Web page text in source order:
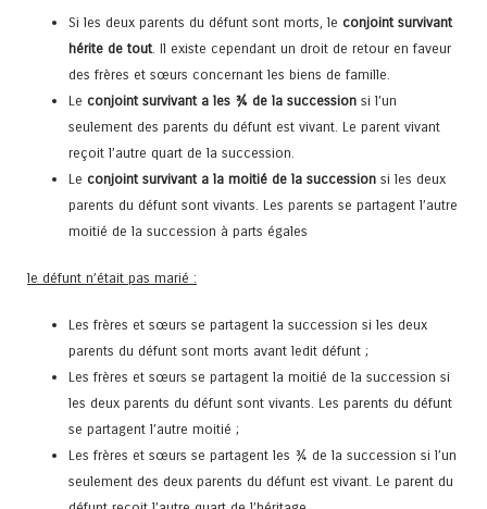
Si les deux parents du défunt sont morts, le conjoint survivant
hérite de tout . Il existe cependant un droit de retour en faveur
des frères et sœurs concernant les biens de famille.
Le conjoint survivant a les ¾ de la succession si l’un
seulement des parents du défunt est vivant. Le parent vivant
reçoit l’autre quart de la succession.
Le conjoint survivant a la moitié de la succession si les deux
parents du défunt sont vivants. Les parents se partagent l’autre
moitié de la succession à parts égales
le défunt n’était pas marié :
Les frères et sœurs se partagent la succession si les deux
parents du défunt sont morts avant ledit défunt ;
Les frères et sœurs se partagent la moitié de la succession si
les deux parents du défunt sont vivants. Les parents du défunt
se partagent l’autre moitié ;
Les frères et sœurs se partagent les ¾ de la succession si l’un
seulement des deux parents du défunt est vivant. Le parent du